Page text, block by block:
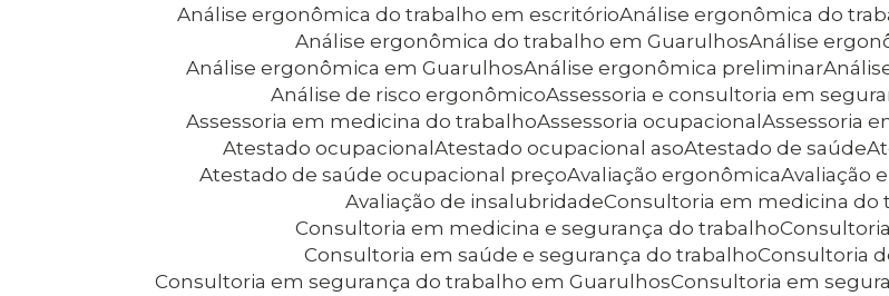
Análise ergonômica do trabalho em escritório
Análise ergonômica do
Análise ergonômica do trabalho em Guarulhos
Análise
Análise ergonômica em Guarulhos
Análise ergonômica preliminar
Análise de risco ergonômico Assessoria e consultoria em
Assessoria em medicina do trabalho
Assessoria ocupacional
Assessoria
Atestado ocupacional
Atestado ocupacional aso Atestado de saúde
Atestado de saúde ocupacional preço
Avaliação ergonômica
Avaliação de insalubridade
Consultoria em medicina do
Consultoria em medicina e segurança do trabalho
Consultoria em saúde e segurança do trabalho
Consultoria
Consultoria em segurança do trabalho em Guarulhos
Consultoria em